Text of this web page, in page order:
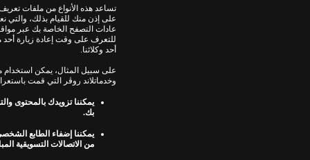
تساعد هذه الأنواع من ملفات
على إذن منك للقيام بذلك، والتي
عادات التصفح الخاصة بك عبر
للتعرف على وقت إعادة زيارة أحد
أحد وكلائنا.
على سبيل المثال، يمكن استخدام
وخدماتلاند روڤر التي قمت
يمكننا تزويدك بالمحتوى
بك.
يمكننا إضفاء الطابع
من الاتصالات التسويقية